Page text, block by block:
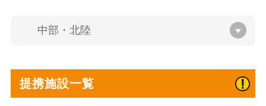
中部・北陸
提携施設一覧